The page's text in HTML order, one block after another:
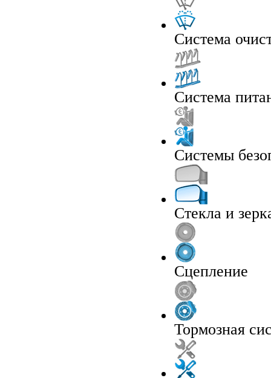
Система
Система
Системы
Стекла и
Сцепление
Тормозная